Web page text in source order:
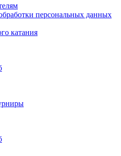
персональных данных
катания